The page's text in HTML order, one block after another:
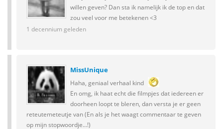
willen geven? Dan sta ik namelijk ik de top en dat
zou veel voor me betekenen <3
1 decennium geleden
MissUnique
Haha, geniaal verhaal kind
En omg, ik haat echt die filmpjes dat iedereen er
doorheen loopt te bleren, dan versta je er geen
reteutemeteutje van (En als je het waagt commentaar te geven
op mijn stopwoordje...!)